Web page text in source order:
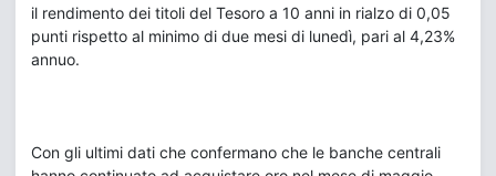
il rendimento dei titoli del Tesoro a 10 anni in rialzo di 0,05
punti rispetto al minimo di due mesi di lunedì, pari al 4,23%
annuo.
Con gli ultimi dati che confermano che le banche centrali